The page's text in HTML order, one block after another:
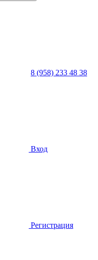
8 (958) 233 48 38
Вход
Регистрация